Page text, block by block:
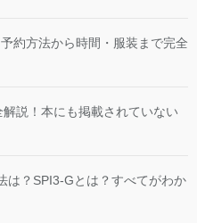
約方法から時間・服装まで完全
説！本にも掲載されていない
は？SPI3-Gとは？すべてがわか